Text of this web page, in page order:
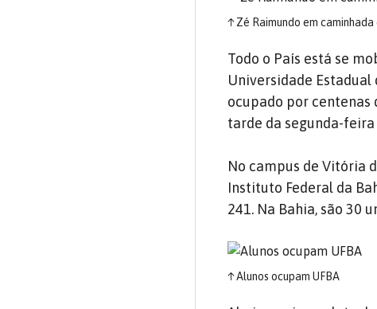
↑Zé Raimundo em
Todo o País está se
Universidade Estadual
ocupado por centenas
tarde da segunda-
No campus de Vitória
Instituto Federal da
241. Na Bahia, são 30
↑Alunos ocupam UFBA